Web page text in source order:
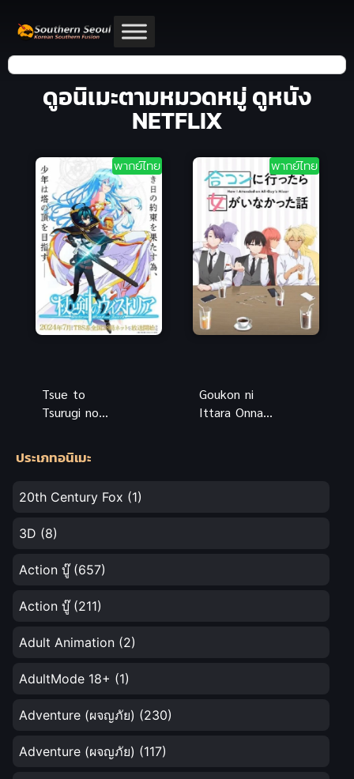
ดูอนิเมะตามหมวดหมู่ ดูหนัง
NETFLIX
พากย์ไทย
Tsue to
Tsurugi no
พากย์ไทย
Goukon ni
Ittara Onna
ประเภทอนิเมะ
20th Century Fox (1)
3D (8)
Action บู๊(657)
Action บู๊(211)
Adult Animation (2)
AdultMode 18+ (1)
Adventure (ผจญภัย) (230)
Adventure (ผจญภัย) (117)